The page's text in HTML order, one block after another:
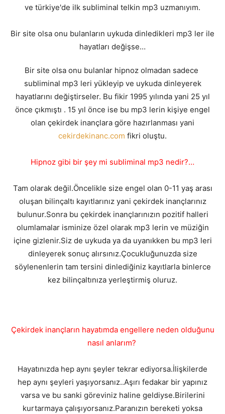
ve türkiye'de ilk subliminal telkin mp3 uzmanıyım.
Bir site olsa onu bulanların uykuda dinledikleri mp3 ler ile
hayatları değişse…
Bir site olsa onu bulanlar hipnoz olmadan sadece
subliminal mp3 leri yükleyip ve uykuda dinleyerek
hayatlarını değiştirseler. Bu fikir 1995 yılında yani 25 yıl
önce çıkmıştı . 15 yıl önce ise bu mp3 lerin kişiye engel
olan çekirdek inançlara göre hazırlanması yani
cekirdekinanc.com fikri oluştu.
Hipnoz gibi bir şey mi subliminal mp3 nedir?…
Tam olarak değil.Öncelikle size engel olan 0-11 yaş arası
oluşan bilinçaltı kayıtlarınız yani çekirdek inançlarınız
bulunur.Sonra bu çekirdek inançlarınızın pozitif halleri
olumlamalar isminize özel olarak mp3 lerin ve müziğin
içine gizlenir.Siz de uykuda ya da uyanıkken bu mp3 leri
dinleyerek sonuç alırsınız.Çocukluğunuzda size
söylenenlerin tam tersini dinlediğiniz kayıtlarla binlerce
kez bilinçaltınıza yerleştirmiş oluruz.
Çekirdek inançların hayatımda engellere neden olduğunu
nasıl anlarım?
Hayatınızda hep aynı şeyler tekrar ediyorsa.İlişkilerde
hep aynı şeyleri yaşıyorsanız..Aşırı fedakar bir yapınız
varsa ve bu sanki göreviniz haline geldiyse.Birilerini
kurtarmaya çalışıyorsanız.Paranızın bereketi yoksa